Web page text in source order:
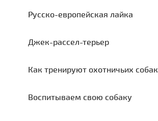
Русско-европейская лайка
Джек-рассел-терьер
Как тренируют охотничьих собак
Воспитываем свою собаку